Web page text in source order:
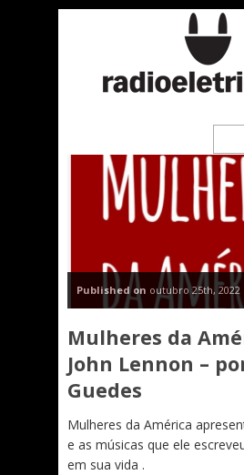
Published on outubro 25th, 2022
Mulheres da
John Lennon –
Guedes
Mulheres da América
e as músicas que ele
em sua vida .